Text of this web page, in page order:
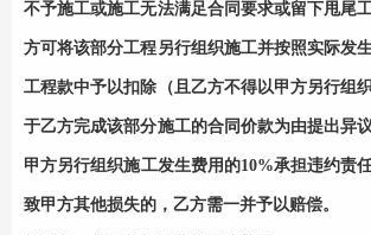
不予施工或施工无法满足合同要求或留下甩尾
方可将该部分工程另行组织施工并按照实际发
工程款中予以扣除（且乙方不得以甲方另行组
于乙方完成该部分施工的合同价款为由提出异
甲方另行组织施工发生费用的10%承担违约责
致甲方其他损失的，乙方需一并予以赔偿。